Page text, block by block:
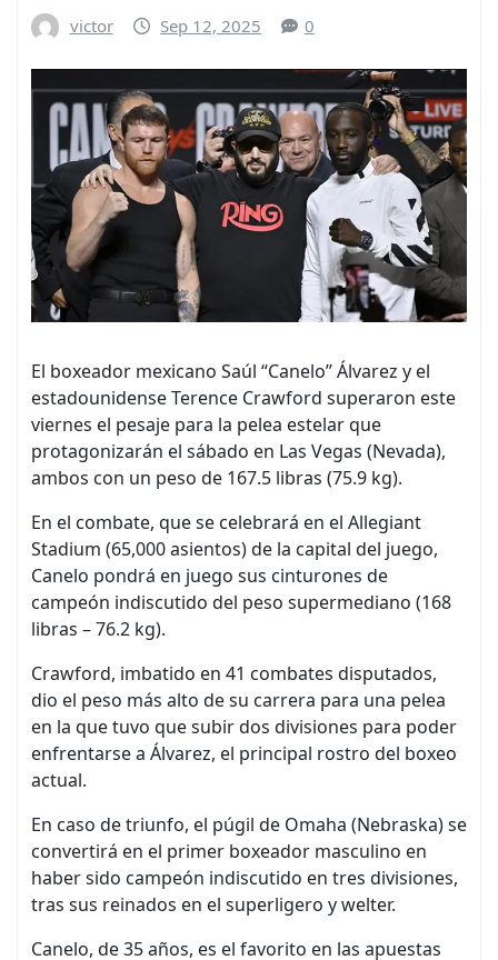
victor Sep 12, 2025 0
El boxeador mexicano Saúl “Canelo” Álvarez y el
estadounidense Terence Crawford superaron este
viernes el pesaje para la pelea estelar que
protagonizarán el sábado en Las Vegas (Nevada),
ambos con un peso de 167.5 libras (75.9 kg).
En el combate, que se celebrará en el Allegiant
Stadium (65,000 asientos) de la capital del juego,
Canelo pondrá en juego sus cinturones de
campeón indiscutido del peso supermediano (168
libras – 76.2 kg).
Crawford, imbatido en 41 combates disputados,
dio el peso más alto de su carrera para una pelea
en la que tuvo que subir dos divisiones para poder
enfrentarse a Álvarez, el principal rostro del boxeo
actual.
En caso de triunfo, el púgil de Omaha (Nebraska) se
convertirá en el primer boxeador masculino en
haber sido campeón indiscutido en tres divisiones,
tras sus reinados en el superligero y welter.
Canelo, de 35 años, es el favorito en las apuestas